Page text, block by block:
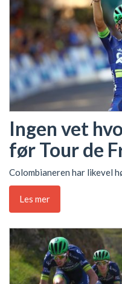
Ingen vet
før Tour de
Colombianeren har likevel
Les mer